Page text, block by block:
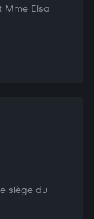
Mme Elsa
siège du